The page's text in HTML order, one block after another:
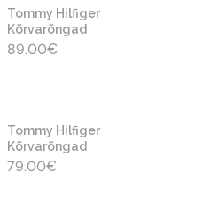
Tommy Hilfiger
Kõrvarõngad
89.00€
-
Tommy Hilfiger
Kõrvarõngad
79.00€
-